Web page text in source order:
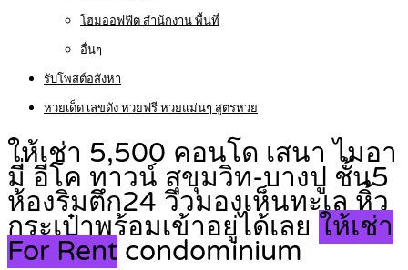
โฮมออฟฟิต สำนักงาน พื้นที่
อื่นๆ
รับโพสต์อสังหา
หวยเด็ด เลขดัง หวยฟรี หวยแม่นๆ สูตรหวย
ให้เช่า 5,500 คอนโด เสนา ไมอา
มี่ อีโค ทาวน์ สุขุมวิท-บางปู ชั้น5
ห้องริมตึก24 วิวมองเห็นทะเล หิ้ว
กระเป๋าพร้อมเข้าอยู่ได้เลย ให้เช่า
For Rent condominium